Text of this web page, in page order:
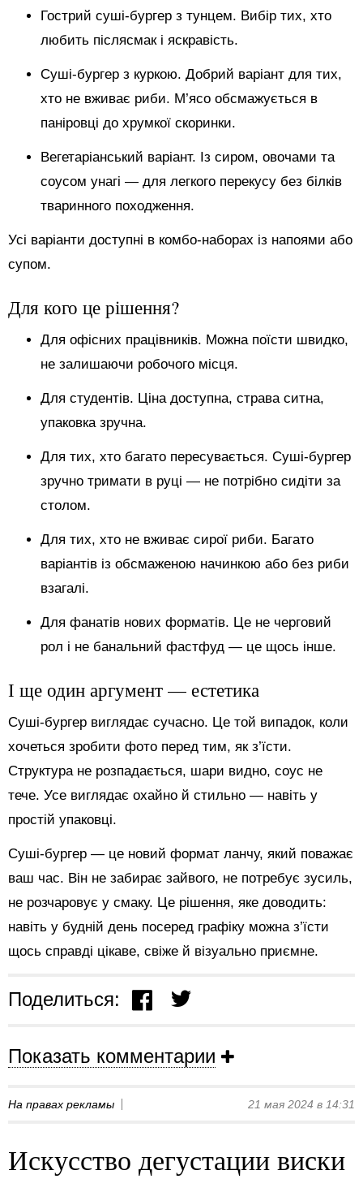
Гострий суші-бургер з тунцем. Вибір тих, хто
любить післясмак і яскравість.
Суші-бургер з куркою. Добрий варіант для тих,
хто не вживає риби. М’ясо обсмажується в
паніровці до хрумкої скоринки.
Вегетаріанський варіант. Із сиром, овочами та
соусом унагі — для легкого перекусу без білків
тваринного походження.
Усі варіанти доступні в комбо-наборах із напоями або
супом.
Для кого це рішення?
Для офісних працівників. Можна поїсти швидко,
не залишаючи робочого місця.
Для студентів. Ціна доступна, страва ситна,
упаковка зручна.
Для тих, хто багато пересувається. Суші-бургер
зручно тримати в руці — не потрібно сидіти за
столом.
Для тих, хто не вживає сирої риби. Багато
варіантів із обсмаженою начинкою або без риби
взагалі.
Для фанатів нових форматів. Це не черговий
рол і не банальний фастфуд — це щось інше.
І ще один аргумент — естетика
Суші-бургер виглядає сучасно. Це той випадок, коли
хочеться зробити фото перед тим, як з’їсти.
Структура не розпадається, шари видно, соус не
тече. Усе виглядає охайно й стильно — навіть у
простій упаковці.
Суші-бургер — це новий формат ланчу, який поважає
ваш час. Він не забирає зайвого, не потребує зусиль,
не розчаровує у смаку. Це рішення, яке доводить:
навіть у будній день посеред графіку можна з’їсти
щось справді цікаве, свіже й візуально приємне.
Поделиться:
Показать комментарии
На правах рекламы 21 мая 2024 в 14:31
Искусство дегустации виски